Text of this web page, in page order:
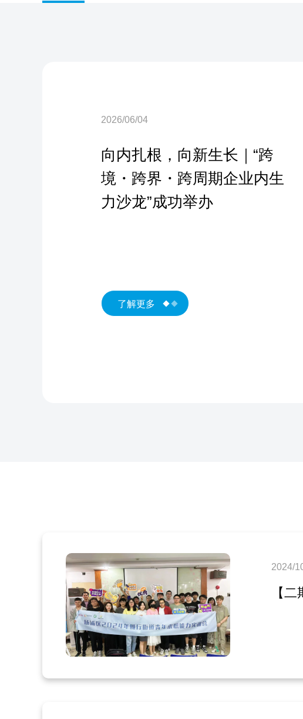
2026/06/04
向内扎根，向新生长｜“跨
境・跨界・跨周期企业内生
力沙龙”成功举办
了解更多
2024/
【